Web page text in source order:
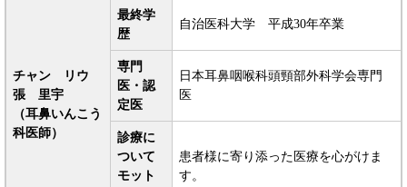
チャン リウ
張 里宇
（耳鼻いんこう
科医師）
最終学
歴
自治医科大学 平成30年卒業
専門
医・認
定医
日本耳鼻咽喉科頭頸部外科学会専門
医
診療に
ついて
モット
患者様に寄り添った医療を心がけま
す。